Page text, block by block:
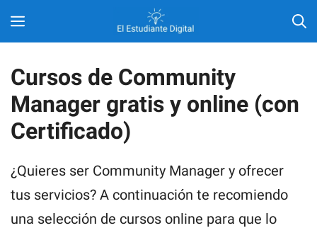
Saltar
MENÚ
Cursos de Community
Manager gratis y online (con
Certificado)
¿Quieres ser Community Manager y ofrecer
tus servicios? A continuación te recomiendo
una selección de cursos online para que lo